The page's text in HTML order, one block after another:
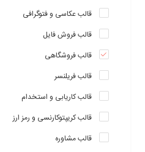
قالب عکاسی و فتوگرافی
قالب فروش فایل
قالب فروشگاهی
قالب فریلنسر
قالب کاریابی و استخدام
قالب کریپتوکارنسی و رمز ارز
قالب مشاوره